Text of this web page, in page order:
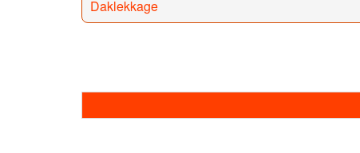
Daklekkage